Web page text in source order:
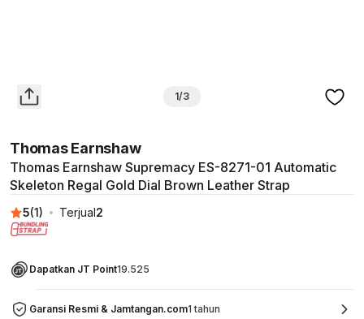
1/3
Thomas Earnshaw
Thomas Earnshaw Supremacy ES-8271-01 Automatic
Skeleton Regal Gold Dial Brown Leather Strap
5(1) Terjual2
Dapatkan JT Point19.525
Garansi Resmi & Jamtangan.com1 tahun